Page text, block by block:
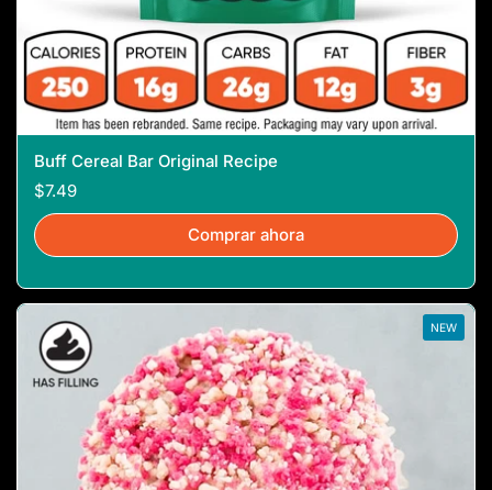
Buff Cereal Bar Original Recipe
$7.49
Comprar ahora
NEW